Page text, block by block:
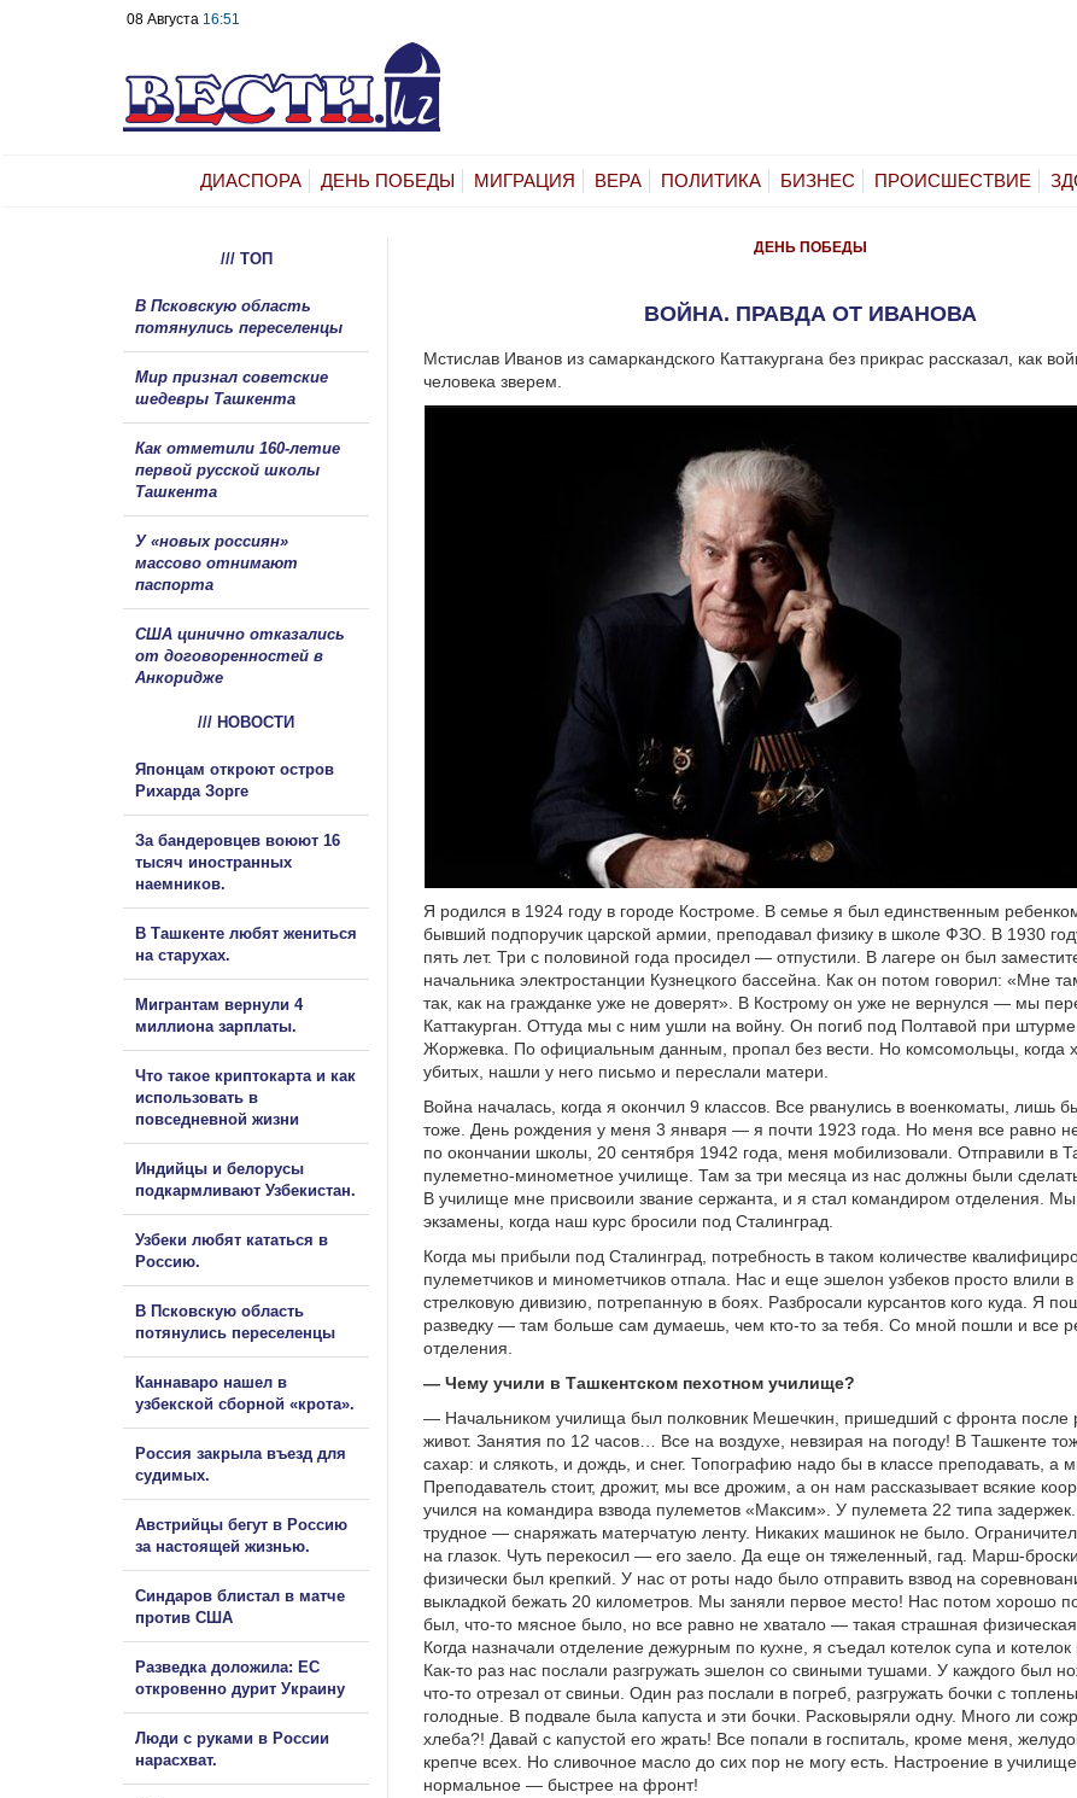
08 Августа 16:51
ДИАСПОРА ДЕНЬ ПОБЕДЫ МИГРАЦИЯ ВЕРА ПОЛИТИКА БИЗНЕС ПРОИСШЕСТВИЕ
ДЕНЬ ПОБЕДЫ
ВОЙНА. ПРАВДА ОТ ИВАНОВА
Мстислав Иванов из самаркандского Каттакургана без прикрас рассказал, как
человека зверем.
Я родился в 1924 году в городе Костроме. В семье я был единственным
бывший подпоручик царской армии, преподавал физику в школе ФЗО. В 1930
пять лет. Три с половиной года просидел — отпустили. В лагере он был
начальника электростанции Кузнецкого бассейна. Как он потом говорил: «Мне
так, как на гражданке уже не доверят». В Кострому он уже не вернулся — мы
Каттакурган. Оттуда мы с ним ушли на войну. Он погиб под Полтавой при
Жоржевка. По официальным данным, пропал без вести. Но комсомольцы, когда
убитых, нашли у него письмо и переслали матери.
Война началась, когда я окончил 9 классов. Все рванулись в военкоматы, лишь
тоже. День рождения у меня 3 января — я почти 1923 года. Но меня все равно
по окончании школы, 20 сентября 1942 года, меня мобилизовали. Отправили в
пулеметно-минометное училище. Там за три месяца из нас должны были
В училище мне присвоили звание сержанта, и я стал командиром отделения.
экзамены, когда наш курс бросили под Сталинград.
Когда мы прибыли под Сталинград, потребность в таком количестве
пулеметчиков и минометчиков отпала. Нас и еще эшелон узбеков просто влили
стрелковую дивизию, потрепанную в боях. Разбросали курсантов кого куда. Я
разведку — там больше сам думаешь, чем кто-то за тебя. Со мной пошли и все
отделения.
— Чему учили в Ташкентском пехотном училище?
— Начальником училища был полковник Мешечкин, пришедший с фронта после
живот. Занятия по 12 часов… Все на воздухе, невзирая на погоду! В Ташкенте
сахар: и слякоть, и дождь, и снег. Топографию надо бы в классе преподавать, а
Преподаватель стоит, дрожит, мы все дрожим, а он нам рассказывает всякие
учился на командира взвода пулеметов «Максим». У пулемета 22 типа
трудное — снаряжать матерчатую ленту. Никаких машинок не было.
на глазок. Чуть перекосил — его заело. Да еще он тяжеленный, гад. Марш-
физически был крепкий. У нас от роты надо было отправить взвод на
выкладкой бежать 20 километров. Мы заняли первое место! Нас потом хорошо
был, что-то мясное было, но все равно не хватало — такая страшная физическая
Когда назначали отделение дежурным по кухне, я съедал котелок супа и котелок
Как-то раз нас послали разгружать эшелон со свиными тушами. У каждого был
что-то отрезал от свиньи. Один раз послали в погреб, разгружать бочки с
голодные. В подвале была капуста и эти бочки. Расковыряли одну. Много ли
хлеба?! Давай с капустой его жрать! Все попали в госпиталь, кроме меня,
крепче всех. Но сливочное масло до сих пор не могу есть. Настроение в
нормальное — быстрее на фронт!
/// ТОП
В Псковскую область
потянулись переселенцы
Мир признал советские
шедевры Ташкента
Как отметили 160-летие
первой русской школы
Ташкента
У «новых россиян»
массово отнимают
паспорта
США цинично отказались
от договоренностей в
Анкоридже
/// НОВОСТИ
Японцам откроют остров
Рихарда Зорге
За бандеровцев воюют 16
тысяч иностранных
наемников.
В Ташкенте любят жениться
на старухах.
Мигрантам вернули 4
миллиона зарплаты.
Что такое криптокарта и как
использовать в
повседневной жизни
Индийцы и белорусы
подкармливают Узбекистан.
Узбеки любят кататься в
Россию.
В Псковскую область
потянулись переселенцы
Каннаваро нашел в
узбекской сборной «крота».
Россия закрыла въезд для
судимых.
Австрийцы бегут в Россию
за настоящей жизнью.
Синдаров блистал в матче
против США
Разведка доложила: ЕС
откровенно дурит Украину
Люди с руками в России
нарасхват.